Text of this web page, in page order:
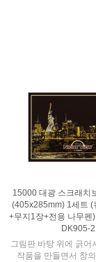
15000 대광 스크래치
(405x285mm) 1세트 (
+무지1장+전용 나무펜
DK905-2
그림판 바탕 위에 긁어
작품을 만들면서 창